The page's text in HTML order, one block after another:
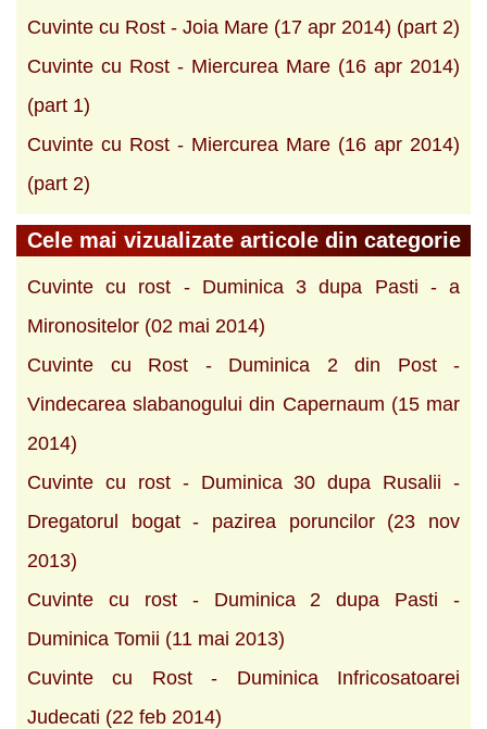
Cuvinte cu Rost - Joia Mare (17 apr 2014) (part 2)
Cuvinte cu Rost - Miercurea Mare (16 apr 2014)
(part 1)
Cuvinte cu Rost - Miercurea Mare (16 apr 2014)
(part 2)
Cele mai vizualizate articole din categorie
Cuvinte cu rost - Duminica 3 dupa Pasti - a
Mironositelor (02 mai 2014)
Cuvinte cu Rost - Duminica 2 din Post -
Vindecarea slabanogului din Capernaum (15 mar
2014)
Cuvinte cu rost - Duminica 30 dupa Rusalii -
Dregatorul bogat - pazirea poruncilor (23 nov
2013)
Cuvinte cu rost - Duminica 2 dupa Pasti -
Duminica Tomii (11 mai 2013)
Cuvinte cu Rost - Duminica Infricosatoarei
Judecati (22 feb 2014)